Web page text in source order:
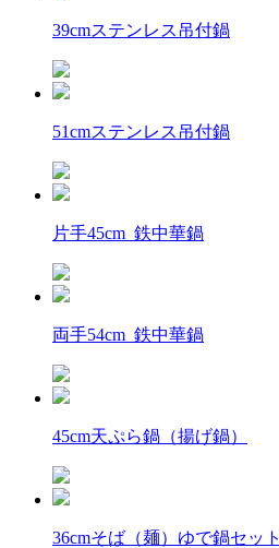
39cmステンレス吊付鍋
51cmステンレス吊付鍋
片手45cm 鉄中華鍋
両手54cm 鉄中華鍋
45cm天ぷら鍋（揚げ鍋）
36cmそば（麺）ゆで鍋セット